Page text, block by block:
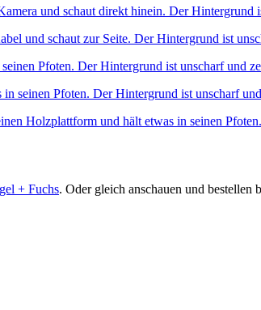
+ Fuchs. Oder gleich anschauen und bestellen